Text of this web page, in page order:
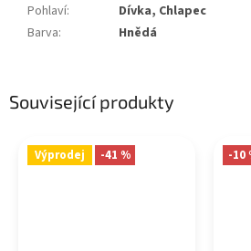
Související produkty
Výprodej -41 % -10
Pohlaví:
Dívka, Chlapec
Barva: Hnědá